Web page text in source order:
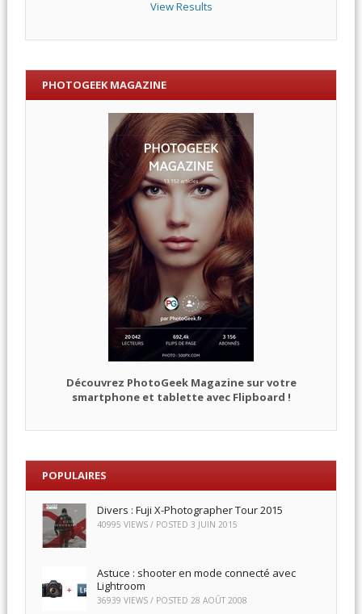
View Results
PHOTOGEEK MAGAZINE
Découvrez PhotoGeek Magazine sur votre
smartphone et tablette avec Flipboard !
POPULAIRES
Divers : Fuji X-Photographer Tour 2015
40995 VIEWS / POSTED 3 JUIN 2015
Astuce : shooter en mode connecté avec
Lightroom
36939 VIEWS / POSTED 28 AOÛT 2008